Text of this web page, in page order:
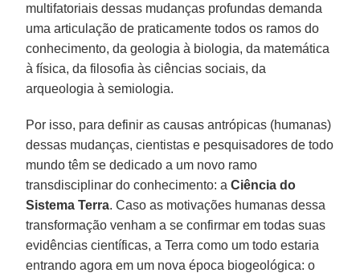
multifatoriais dessas mudanças profundas demanda
uma articulação de praticamente todos os ramos do
conhecimento, da geologia à biologia, da matemática
à física, da filosofia às ciências sociais, da
arqueologia à semiologia.
Por isso, para definir as causas antrópicas (humanas)
dessas mudanças, cientistas e pesquisadores de todo
mundo têm se dedicado a um novo ramo
transdisciplinar do conhecimento: aCiência do
Sistema Terra. Caso as motivações humanas dessa
transformação venham a se confirmar em todas suas
evidências científicas, a Terra como um todo estaria
entrando agora em um nova época biogeológica: o